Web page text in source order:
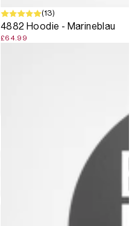
(13)
4882 Hoodie - Marineblau
£64.99